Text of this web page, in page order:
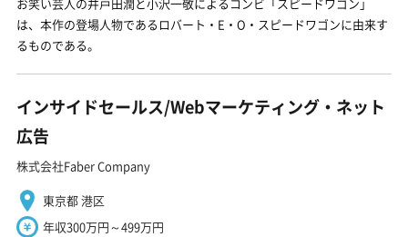
は、本作の登場人物であるロバート・E・O・スピードワゴンに由来す
るものである。
インサイドセールス/Webマーケティング・ネット
広告
株式会社Faber Company
東京都 港区
年収300万円～499万円